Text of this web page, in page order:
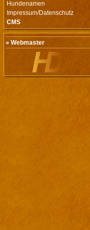
Hundenamen
Impressum/Datenschutz
CMS
» Webmaster